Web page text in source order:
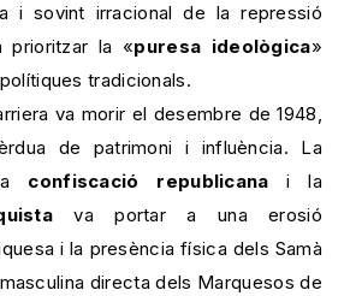
i sovint irracional de la repressió
prioritzar la «puresa ideològica»
tradicionals.
va morir el desembre de 1948,
de patrimoni i influència. La
confiscació republicana i la
va portar a una erosió
i la presència física dels Samà
directa dels Marquesos de